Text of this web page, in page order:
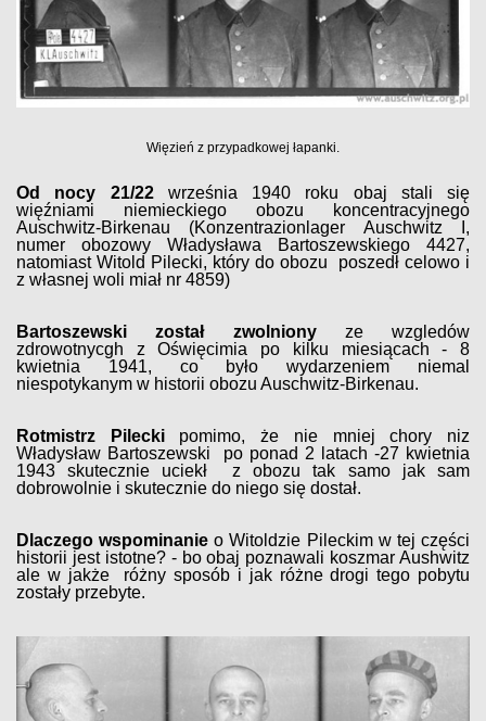
Więzień z przypadkowej łapanki.
Od nocy 21/22września 1940 roku obaj stali się
więźniami niemieckiego obozu koncentracyjnego
Auschwitz-Birkenau (Konzentrazionlager Auschwitz I,
numer obozowy Władysława Bartoszewskiego 4427,
natomiast Witold Pilecki, który do obozu poszedł celowo i
z własnej woli miał nr 4859)
Bartoszewski został zwolniony ze wzgledów
zdrowotnycgh z Oświęcimia po kilku miesiącach - 8
kwietnia 1941, co było wydarzeniem niemal
niespotykanym w historii obozu Auschwitz-Birkenau.
Rotmistrz Pilecki pomimo, że nie mniej chory niz
Władysław Bartoszewski po ponad 2 latach -27 kwietnia
1943 skutecznie uciekł z obozu tak samo jak sam
dobrowolnie i skutecznie do niego się dostał.
Dlaczego wspominanie o Witoldzie Pileckim w tej części
historii jest istotne? - bo obaj poznawali koszmar Aushwitz
ale w jakże różny sposób i jak różne drogi tego pobytu
zostały przebyte.